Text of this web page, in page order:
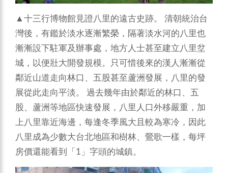
▲十三行博物館見證八里的遠古史跡。 清朝統治台
灣後，有鑑於淡水逐漸繁榮，隔著淡水河的八里也
漸漸設下駐軍及辦事處，地方人士甚至建立八里坌
城，以便壯大開發規模。只可惜後來的漢人漸漸從
鄰近山道走向林口、五股甚至蘆洲發展，八里的發
展從此走向平淡。 過去幾年由於鄰近的林口、五
股、蘆洲等地區快速發展，八里人口外移嚴重，加
上八里靠近海邊，每逢冬季風大且較為寒冷，因此
八里成為少數大台北地區和樹林、鶯歌一樣，每坪
房價還能看到「1」字頭的城鎮。